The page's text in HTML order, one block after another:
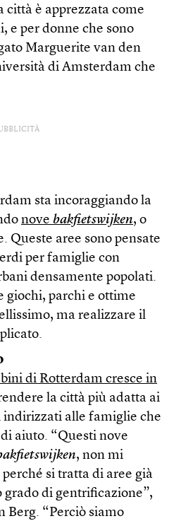
città è apprezzata come
e per donne che sono
Marguerite van den
di Amsterdam che
sta incoraggiando la
nove bakfietswijken, o
Queste aree sono pensate
per famiglie con
densamente popolati.
giochi, parchi e ottime
ma realizzare il
di Rotterdam cresce in
la città più adatta ai
indirizzati alle famiglie che
aiuto. “Questi nove
, non mi
si tratta di aree già
grado di gentrificazione”,
Berg. “Perciò siamo